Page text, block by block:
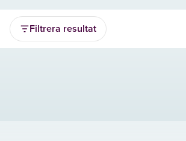
Filtrera resultat